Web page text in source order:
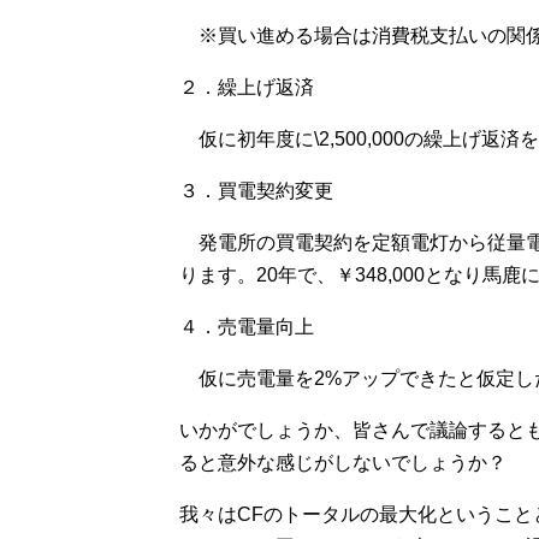
※買い進める場合は消費税支払いの関
２．繰上げ返済
仮に初年度に\2,500,000の繰上げ返済
３．買電契約変更
発電所の買電契約を定額電灯から従量
ります。20年で、￥348,000となり馬鹿
４．売電量向上
仮に売電量を2%アップできたと仮定
いかがでしょうか、皆さんで議論すると
ると意外な感じがしないでしょうか？
我々はCFのトータルの最大化というこ